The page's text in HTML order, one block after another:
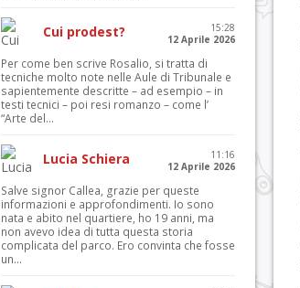
Cui prodest?
15:28
12 Aprile 2026
Per come ben scrive Rosalio, si tratta di
tecniche molto note nelle Aule di Tribunale e
sapientemente descritte – ad esempio – in
testi tecnici – poi resi romanzo – come l’
“Arte del...
Lucia Schiera
11:16
12 Aprile 2026
Salve signor Callea, grazie per queste
informazioni e approfondimenti. Io sono
nata e abito nel quartiere, ho 19 anni, ma
non avevo idea di tutta questa storia
complicata del parco. Ero convinta che fosse
un...